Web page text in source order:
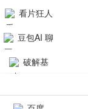
动漫综合
聚合最近好
看的电视剧
最新电影网
站-41影视为
成全短剧电
看片狂人
- 高清视频资
源免费在线
观看
豆包AI 聊
天智能对话
网页版入口
破解基
整合当前互